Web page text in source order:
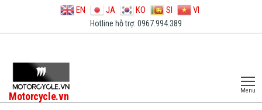
EN JA KO SI VI
Hotline hỗ trợ: 0967.994.389
Motorcycle.vn Menu